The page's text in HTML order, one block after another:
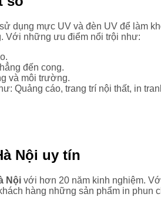
dụng mực UV và đèn UV để làm
Với những ưu điểm nổi trội như:
đến cong.
và môi trường.
Quảng cáo, trang trí nội thất, in
Nội uy tín
Nội với hơn 20 năm kinh nghiệm.
hàng những sản phẩm in